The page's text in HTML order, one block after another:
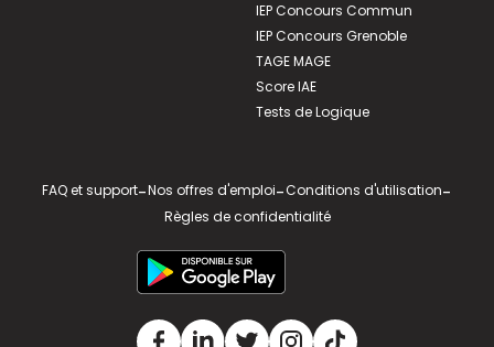
IEP Concours Commun
IEP Concours Grenoble
TAGE MAGE
Score IAE
Tests de Logique
FAQ et support-Nos offres d'emploi-Conditions d'utilisation-
Règles de confidentialité